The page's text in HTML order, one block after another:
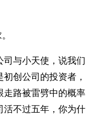
与小天使，说我们
创公司的投资者，
路被雷劈中的概率
不过五年，你为什